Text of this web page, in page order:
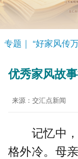
专题｜ “好家风传
优秀家风故
来源：交汇点新闻
记忆中，
格外冷。母